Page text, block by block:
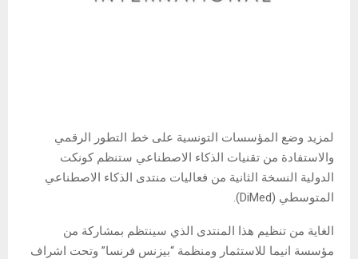
لمزيد وضع المؤسسات التونسية على خط التطور الرقمي
والاستفادة من تقنيات الذكاء الاصطناعي ستنظم كونكت
الدولية النسخة الثانية من فعاليات منتدى الذكاء الاصطناعي
المتوسطي (DiMed).
الغاية من تنظيم هذا المنتدى الذي سينتظم بمشاركة من
مؤسسة انيما للاستثمار ومنظمة “بيزنس فرنسا” وتحت اشراف